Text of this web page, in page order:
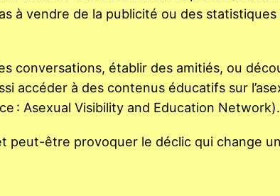
à vendre de la publicité ou des statistiques
conversations, établir des amitiés, ou
accéder à des contenus éducatifs sur
: Asexual Visibility and Education Network).
peut-être provoquer le déclic qui change